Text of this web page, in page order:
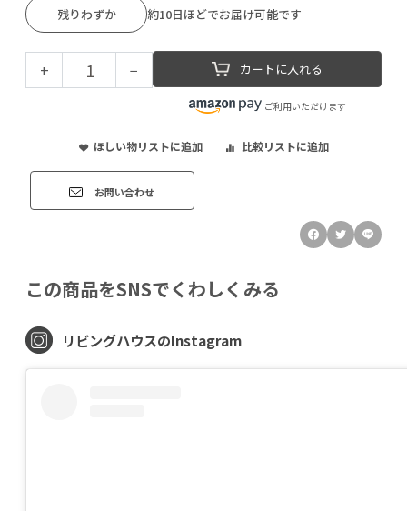
残りわずか 約10日ほどでお届け可能です
+ − カートに入れる
ご利用いただけます
ほしい物リストに追加 比較リストに追加
お問い合わせ
この商品をSNSでくわしくみる
リビングハウスのInstagram